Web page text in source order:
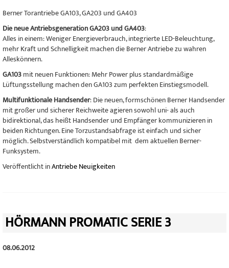
Berner Torantriebe GA103, GA203 und GA403
Die neue Antriebsgeneration GA203 und GA403:
Alles in einem: Weniger Energieverbrauch, integrierte LED-Beleuchtung,
mehr Kraft und Schnelligkeit machen die Berner Antriebe zu wahren
Alleskönnern.
GA103mit neuen Funktionen: Mehr Power plus standardmäßige
Lüftungsstellung machen den GA103 zum perfekten Einstiegsmodell.
Multifunktionale Handsender: Die neuen, formschönen Berner Handsender
mit großer und sicherer Reichweite agieren sowohl uni- als auch
bidirektional, das heißt Handsender und Empfänger kommunizieren in
beiden Richtungen. Eine Torzustandsabfrage ist einfach und sicher
möglich. Selbstverständlich kompatibel mit dem aktuellen Berner-
Funksystem.
Veröffentlicht inAntriebe Neuigkeiten
HÖRMANN PROMATIC SERIE 3
08.06.2012